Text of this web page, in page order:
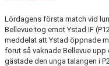
Lördagens första match vid
Bellevue tog emot Ystad IF
meddelat att Ystad öppnade
förut så vaknade Bellevue
gästade den unga talangen i